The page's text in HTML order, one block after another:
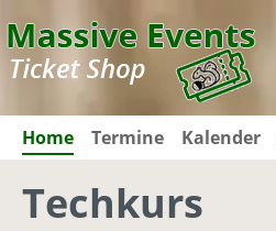
Hauptinhalt springen
Zur Suche springen
Zur Hauptnavigation
Home Termine Kalender
Techkurs